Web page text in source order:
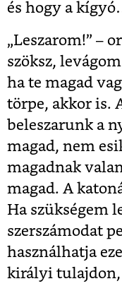
és hogy a
„Leszarom!” –
szöksz,
ha te magad
törpe, akkor is.
beleszarunk a
magad, nem
magadnak
magad. A
Ha szükségem
szerszámodat
használhatja
királyi tulajdon,